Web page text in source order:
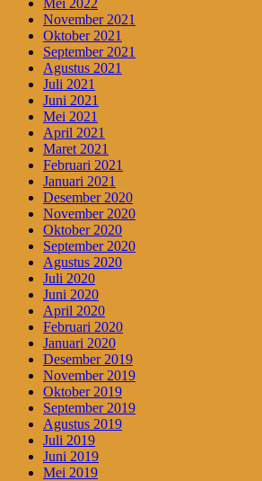
November 2021
Oktober 2021
September 2021
Agustus 2021
Juli 2021
Juni 2021
Mei 2021
April 2021
Maret 2021
Februari 2021
Januari 2021
Desember 2020
November 2020
Oktober 2020
September 2020
Agustus 2020
Juli 2020
Juni 2020
April 2020
Februari 2020
Januari 2020
Desember 2019
November 2019
Oktober 2019
September 2019
Agustus 2019
Juli 2019
Juni 2019
Mei 2019